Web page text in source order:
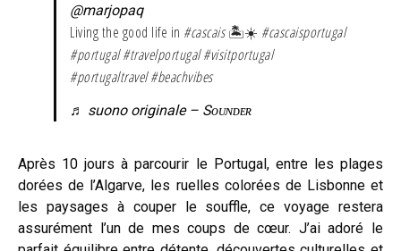
@marjopaq
Living the good life in #cascais🏝️☀️ #cascaisportugal
#portugal #travelportugal #visitportugal
#portugaltravel #beachvibes
♬ suono originale – Sᴏᴜɴᴅᴇʀ
Après 10 jours à parcourir le Portugal, entre les plages
dorées de l’Algarve, les ruelles colorées de Lisbonne et
les paysages à couper le souffle, ce voyage restera
assurément l’un de mes coups de cœur. J’ai adoré le